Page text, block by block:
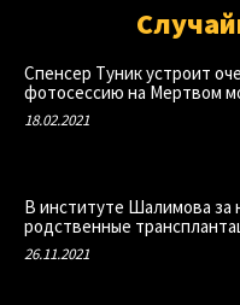
Спенсер Туник устроит
фотосессию на Мертвом
18.02.2021
В институте Шалимова
родственные
26.11.2021